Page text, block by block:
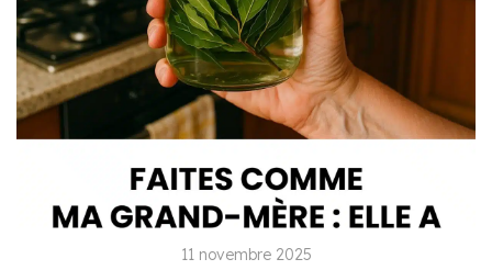
11 novembre 2025